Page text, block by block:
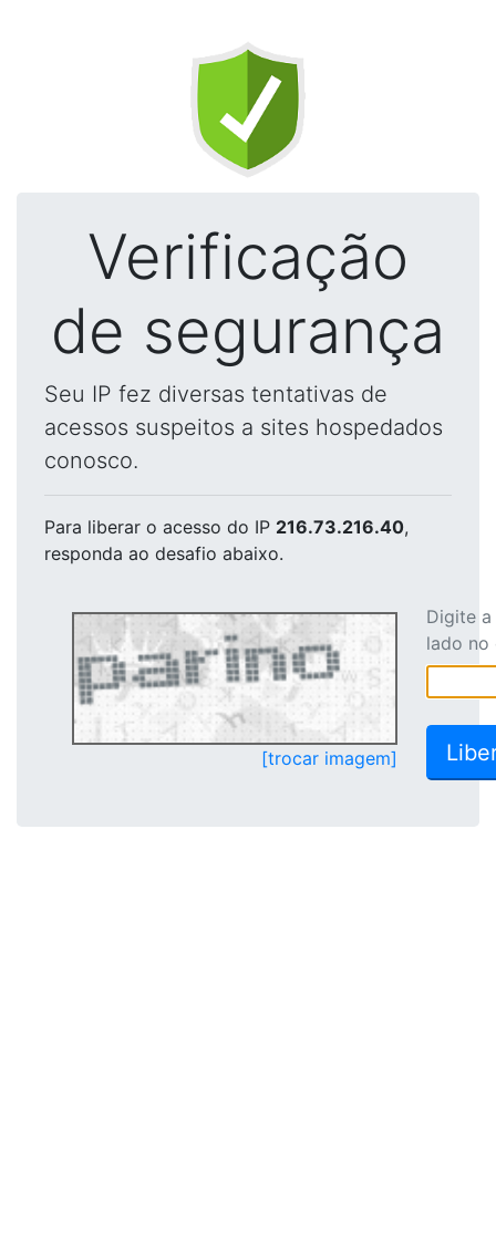
Verificação
de segurança
Seu IP fez diversas tentativas de
acessos suspeitos a sites hospedados
conosco.
Para liberar o acesso do IP 216.73.216.40,
responda ao desafio abaixo.
[trocar imagem]
Digite
lado no